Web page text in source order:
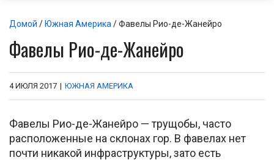
Домой / Южная Америка / Фавелы Рио-де-Жанейро
Фавелы Рио-де-Жанейро
4 ИЮЛЯ 2017 | ЮЖНАЯ АМЕРИКА
Фавелы Рио-де-Жанейро — трущобы, часто
расположенные на склонах гор. В фавелах нет
почти никакой инфраструктуры, зато есть